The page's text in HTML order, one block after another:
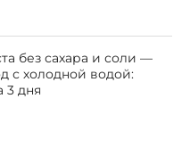
без сахара и соли —
с холодной водой:
3 дня